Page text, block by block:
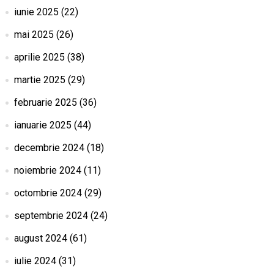
iunie 2025 (22)
mai 2025 (26)
aprilie 2025 (38)
martie 2025 (29)
februarie 2025 (36)
ianuarie 2025 (44)
decembrie 2024(18)
noiembrie 2024(11)
octombrie 2024(29)
septembrie 2024(24)
august 2024(61)
iulie 2024(31)